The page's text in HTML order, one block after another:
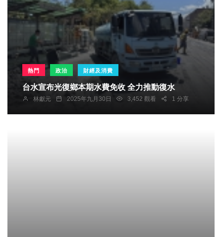
熱門 政治 財經及消費
台水宣布光復鄉本期水費免收 全力推動復水
林獻元 2025年九月30日 3,452 觀看 1 分享